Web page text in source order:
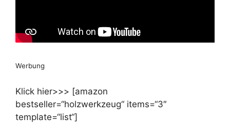
Werbung
Klick hier>>> [amazon
bestseller=“holzwerkzeug“ items=“3″
template=“list“]